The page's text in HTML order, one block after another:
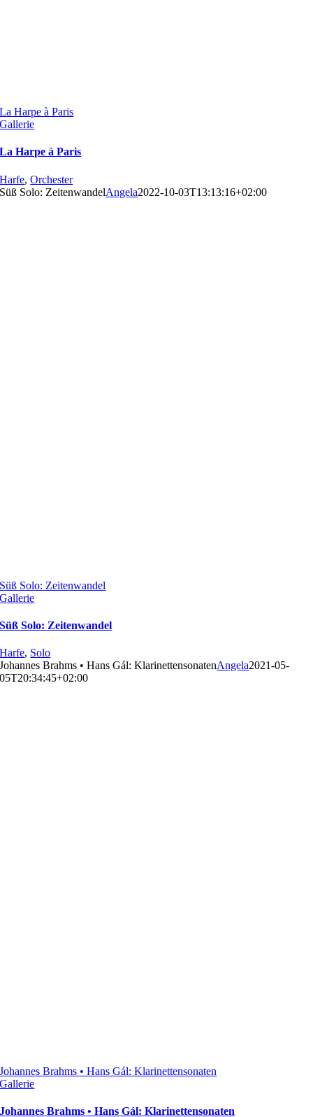
La Harpe à Paris
Gallerie
La Harpe à Paris
Harfe,Orchester
Süß Solo: ZeitenwandelAngela2022-10-03T13:13:16+02:00
Süß Solo: Zeitenwandel
Gallerie
Süß Solo: Zeitenwandel
Harfe, Solo
Johannes Brahms • Hans Gál: KlarinettensonatenAngela2021-05-
05T20:34:45+02:00
Johannes Brahms • Hans Gál: Klarinettensonaten
Gallerie
Johannes Brahms • Hans Gál: Klarinettensonaten